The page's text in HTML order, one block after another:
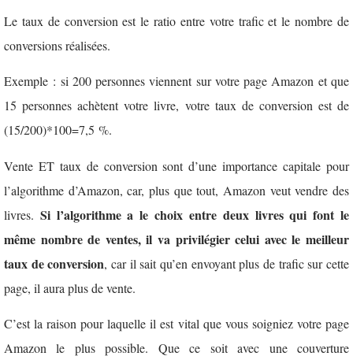
Le taux de conversion est le ratio entre votre trafic et le nombre de
conversions réalisées.
Exemple : si 200 personnes viennent sur votre page Amazon et que
15 personnes achètent votre livre, votre taux de conversion est de
(15/200)*100=7,5 %.
Vente ET taux de conversion sont d’une importance capitale pour
l’algorithme d’Amazon, car, plus que tout, Amazon veut vendre des
livres. Si l’algorithme a le choix entre deux livres qui font le
même nombre de ventes, il va privilégier celui avec le meilleur
taux de conversion, car il sait qu’en envoyant plus de trafic sur cette
page, il aura plus de vente.
C’est la raison pour laquelle il est vital que vous soigniez votre page
Amazon le plus possible. Que ce soit avec une couverture